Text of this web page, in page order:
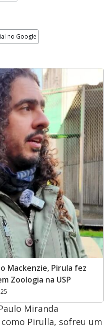
no Google
Mackenzie, Pirula fez
Zoologia na USP
Miranda
Pirulla, sofreu um